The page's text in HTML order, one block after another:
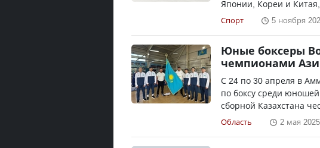
Японии, Кореи и
Спорт 5 ноября
Юные боксеры
чемпионами
С 24 по 30 апреля в
по боксу среди
сборной Казахстана
Область 2 мая